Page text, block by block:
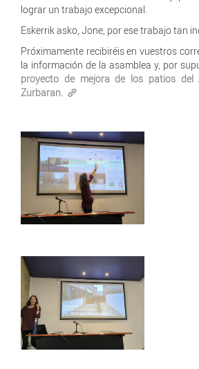
lograr un trabajo excepcional.
Eskerrik asko, Jone, por ese trabajo tan
Próximamente recibiréis en vuestros
la información de la asamblea y, por
proyecto de mejora de los patios del
Zurbaran.